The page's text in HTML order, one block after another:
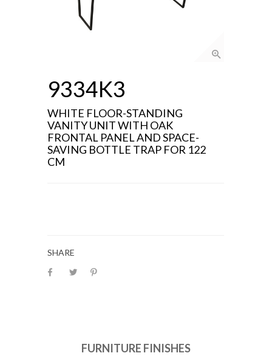
9334K3
WHITE FLOOR-STANDING
VANITY UNIT WITH OAK
FRONTAL PANEL AND SPACE-
SAVING BOTTLE TRAP FOR 122
CM
SHARE
FURNITURE FINISHES